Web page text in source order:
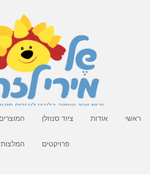
ראשי אודות ציוד סנוזלן
פרויקטים המלצות